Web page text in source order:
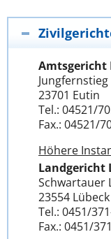
Amtsgericht
Jungfernstieg
23701 Eutin
Tel.: 04521/
Fax.: 04521/
Höhere
Landgericht
Schwartauer
23554 Lübeck
Tel.: 0451/
Fax.: 0451/